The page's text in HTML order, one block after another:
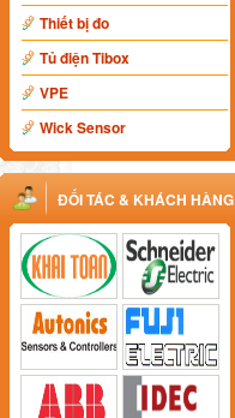
Thiết bị đo
Tủ điện Tibox
VPE
Wick Sensor
ĐỐI TÁC & KHÁCH HÀNG